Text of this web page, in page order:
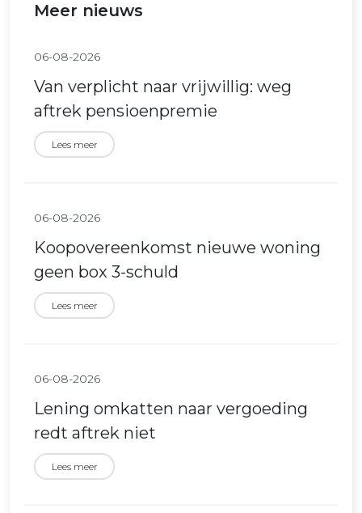
Meer nieuws
06-08-2026
Van verplicht naar vrijwillig: weg
aftrek pensioenpremie
Lees meer
06-08-2026
Koopovereenkomst nieuwe woning
geen box 3-schuld
Lees meer
06-08-2026
Lening omkatten naar vergoeding
redt aftrek niet
Lees meer